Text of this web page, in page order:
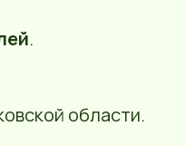
.
области.